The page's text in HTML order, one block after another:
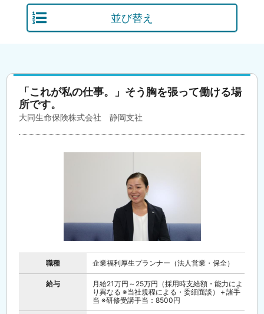
並び替え
「これが私の仕事。」そう胸を張って働ける場
所です。
大同生命保険株式会社 静岡支社
職種 企業福利厚生プランナー（法人営業・保全）
給与
月給21万円～25万円（採用時支給額・能力によ
り異なる ※当社規程による・委細面談）＋諸手
当 ※研修受講手当：8500円